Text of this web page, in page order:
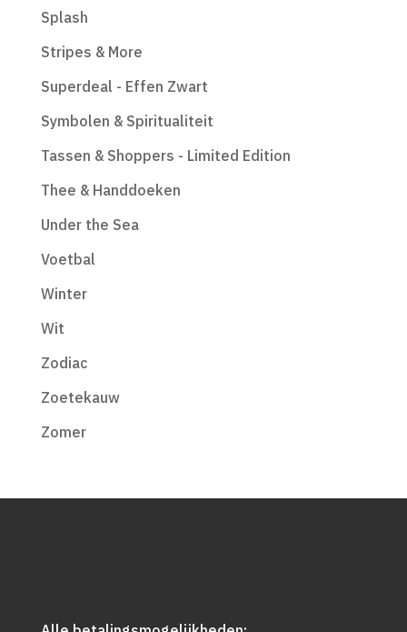
Splash
Stripes & More
Superdeal - Effen Zwart
Symbolen & Spiritualiteit
Tassen & Shoppers - Limited Edition
Thee & Handdoeken
Under the Sea
Voetbal
Winter
Wit
Zodiac
Zoetekauw
Zomer